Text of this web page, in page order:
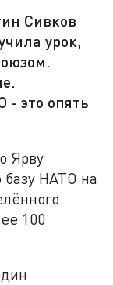
Сивков
урок,
- это опять
Ярву
НАТО на
100